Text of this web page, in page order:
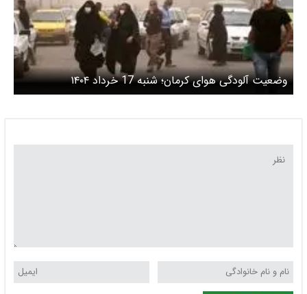
وضعیت آلودگی هوای کرمان؛ شنبه 17 خرداد ۱۴۰۴